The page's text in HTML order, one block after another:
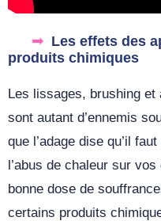
Les effets des
produits chimiques
Les lissages, brushing
sont autant d’ennemis
que l’adage dise qu’il
l’abus de chaleur sur
bonne dose de
certains produits